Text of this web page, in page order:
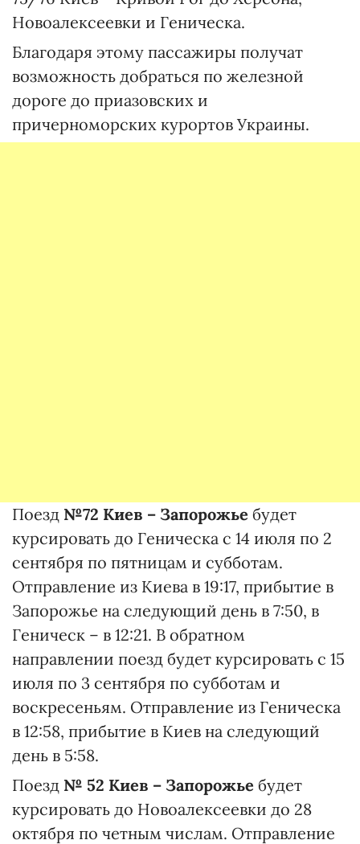
Новоалексеевки и Геническа.
Благодаря этому пассажиры получат
возможность добраться по железной
дороге до приазовских и
причерноморских курортов Украины.
Поезд №72 Киев – Запорожье будет
курсировать до Геническа с 14 июля по 2
сентября по пятницам и субботам.
Отправление из Киева в 19:17, прибытие в
Запорожье на следующий день в 7:50, в
Геническ – в 12:21. В обратном
направлении поезд будет курсировать с 15
июля по 3 сентября по субботам и
воскресеньям. Отправление из Геническа
в 12:58, прибытие в Киев на следующий
день в 5:58.
Поезд № 52 Киев – Запорожье будет
курсировать до Новоалексеевки до 28
октября по четным числам. Отправление